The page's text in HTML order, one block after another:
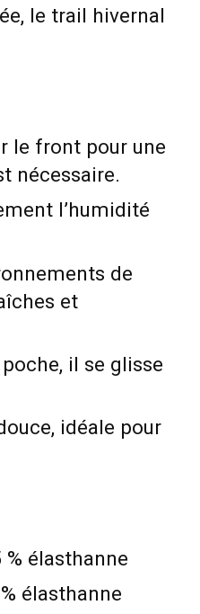
le trail hivernal
le front pour une
nécessaire.
l’humidité
de
et
il se glisse
idéale pour
élasthanne
élasthanne